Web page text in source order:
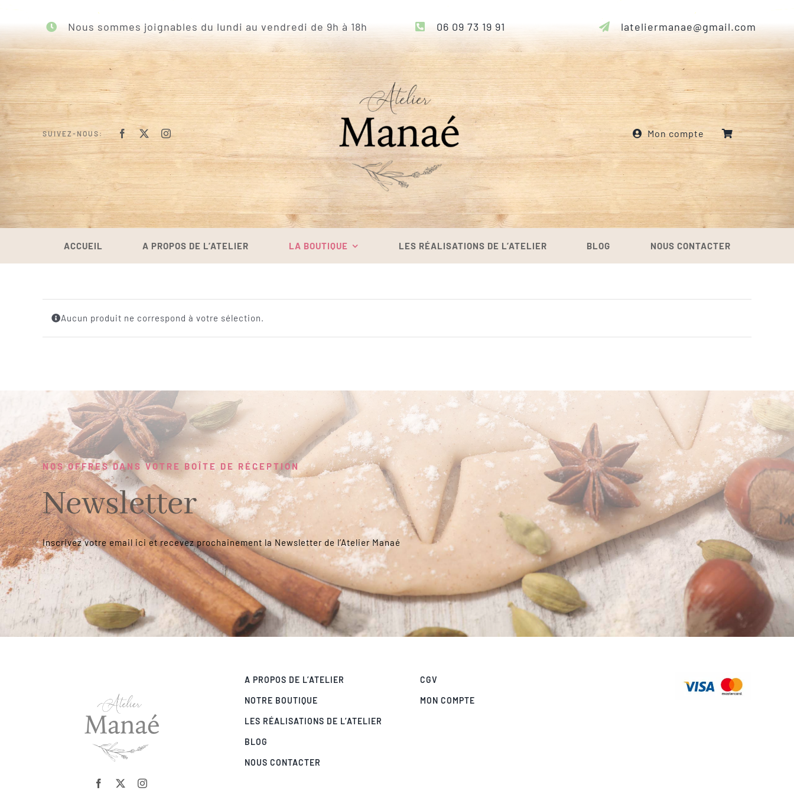
Nous sommes joignables du lundi au vendredi de 9h à 18h 06 09 73 19 91 lateliermanae@gmail.com
SUIVEZ-NOUS: Mon compte
ACCUEIL A PROPOS DE L’ATELIER LA BOUTIQUE LES RÉALISATIONS DE L’ATELIER BLOG NOUS CONTACTER
Aucun produit ne correspond à votre sélection.
NOS OFFRES DANS VOTRE BOÎTE DE RÉCEPTION
Newsletter
Inscrivez votre email ici et recevez prochainement la Newsletter de l’Atelier Manaé
A PROPOS DE L’ATELIER
NOTRE BOUTIQUE
LES RÉALISATIONS DE L’ATELIER
BLOG
NOUS CONTACTER
CGV
MON COMPTE